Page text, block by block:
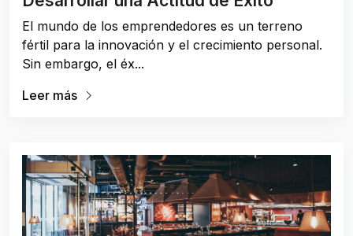
El mundo de los emprendedores es un terreno
fértil para la innovación y el crecimiento personal.
Sin embargo, el éx...
Leer más